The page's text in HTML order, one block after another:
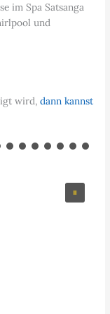
im Spa Satsanga
und
wird,dann kannst